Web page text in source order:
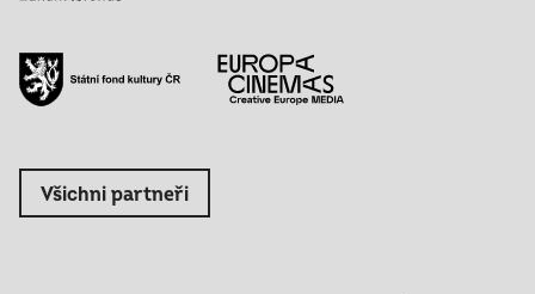
Všichni partneři